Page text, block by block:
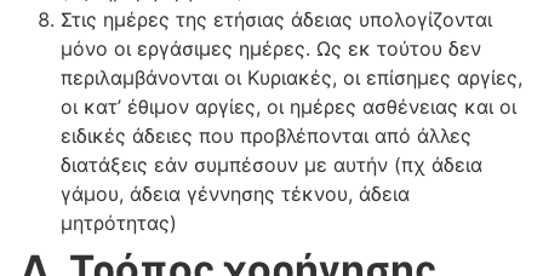
Στις ημέρες της ετήσιας άδειας υπολογίζονται
μόνο οι εργάσιμες ημέρες. Ως εκ τούτου δεν
περιλαμβάνονται οι Κυριακές, οι επίσημες αργίες,
οι κατ’ έθιμον αργίες, οι ημέρες ασθένειας και οι
ειδικές άδειες που προβλέπονται από άλλες
διατάξεις εάν συμπέσουν με αυτήν (πχ άδεια
γάμου, άδεια γέννησης τέκνου, άδεια
μητρότητας)